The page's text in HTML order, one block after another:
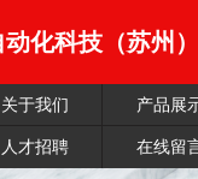
化科技（苏州
关于我们 产品展
人才招聘 在线留